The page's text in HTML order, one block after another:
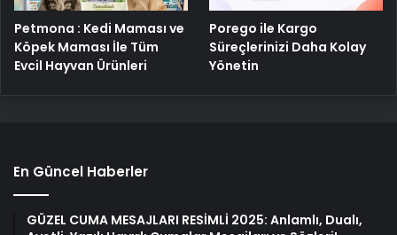
Petmona : Kedi Maması ve
Köpek Maması İle Tüm
Evcil Hayvan Ürünleri
Porego ile Kargo
Süreçlerinizi Daha Kolay
Yönetin
En Güncel Haberler
GÜZEL CUMA MESAJLARI RESİMLİ 2025: Anlamlı, Dualı,